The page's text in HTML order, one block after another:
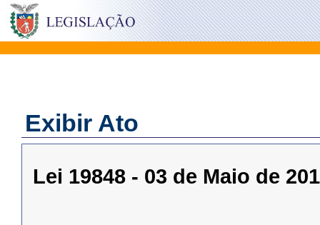
Exibir Ato
Lei 19848 - 03 de Maio de